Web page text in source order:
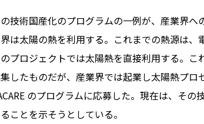
技術国産化のプログラムの一例が、産業界
は太陽の熱を利用する。これまでの熱源は、
プロジェクトでは太陽熱を直接利用する。
したものだが、産業界では起業し太陽熱プ
のプログラムに応募した。現在は、そ
ことを示そうとしている。